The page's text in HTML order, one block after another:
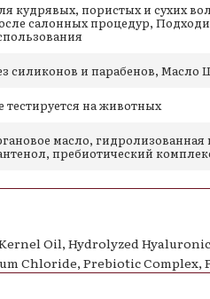
по длине, не затрагивая
или ботокса
и защиты цвета
ухода
кудрявых, пористых и сухих
салонных процедур,
силиконов и парабенов, Масло
тестируется на животных
масло, гидролизованная
пребиотический
Oil, Hydrolyzed
Chloride, Prebiotic Complex,